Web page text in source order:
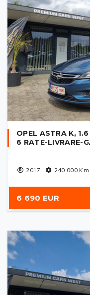
OPEL ASTRA K,
6 RATE-LIVRARE-
2017 240 000Km
6 690 EUR